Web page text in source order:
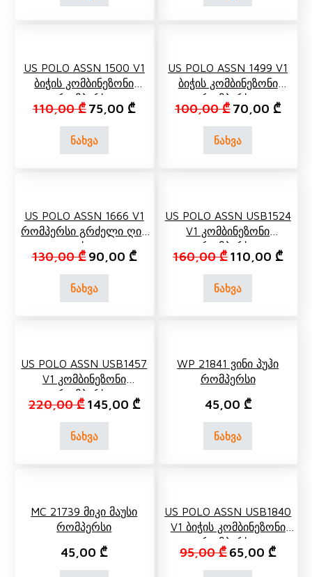
US POLO ASSN 1500 V1
Ბიჭის Კომბინეზონი
(რომპერსი)
110,00₾ Original price was: 110,00 ₾.
75,00 ₾Current price is: 75,00 ₾.
ნახვა
US POLO ASSN 1499 V1
Ბიჭის Კომბინეზონი
(რომპერსი)
100,00₾ Original price
70,00 ₾
ნახვა
US POLO ASSN 1666 V1
Რომპერსი Გრძელი Ღია
Ფეხით
130,00₾ Original price was: 130,00 ₾.
90,00 ₾Current price is: 90,00 ₾.
ნახვა
US POLO ASSN USB1524
V1 Კომბინეზონი
(რომპერსი)
160,00₾ Original price
110,00 ₾
ნახვა
US POLO ASSN USB1457
V1 Კომბინეზონი
(რომპერსი)
220,00₾ Original price was: 220,00 ₾.
145,00 ₾Current price is: 145,00 ₾.
ნახვა
WP 21841 Ვინი Პუჰი
Რომპერსი
45,00 ₾
ნახვა
MC 21739 Მიკი Მაუსი
Რომპერსი
45,00 ₾
US POLO ASSN USB1840
V1 Ბიჭის Კომბინეზონი
(რომპერსი)
95,00₾ Original price
65,00 ₾